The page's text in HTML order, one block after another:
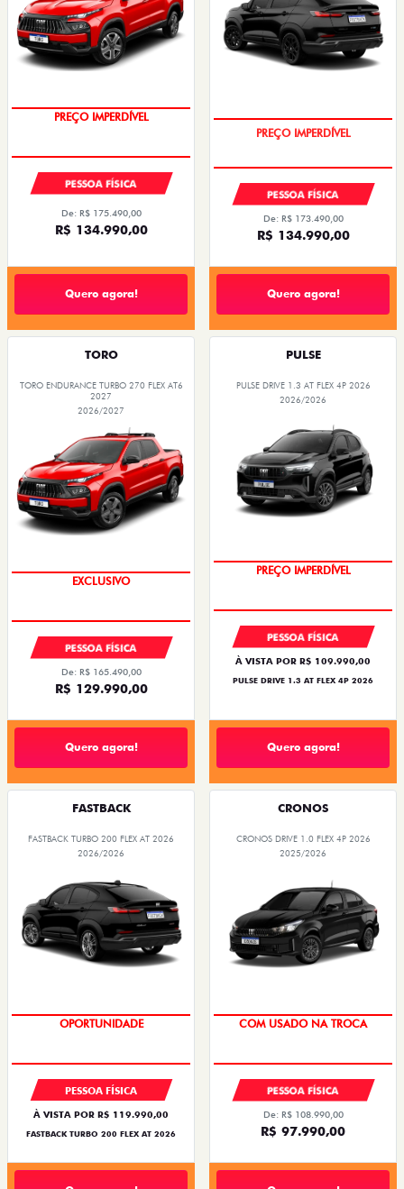
PREÇO IMPERDÍVEL
PESSOA FÍSICA
De: R$ 175.490,00
R$ 134.990,00
Quero agora!
PREÇO IMPERDÍVEL
PESSOA FÍSICA
De: R$ 173.490,00
R$ 134.990,00
Quero agora!
TORO
TORO ENDURANCE TURBO 270 FLEX AT6
2027
2026/2027
EXCLUSIVO
PESSOA FÍSICA
De: R$ 165.490,00
R$ 129.990,00
Quero agora!
PULSE
PULSE DRIVE 1.3 AT FLEX 4P 2026
2026/2026
PREÇO IMPERDÍVEL
PESSOA FÍSICA
À VISTA POR R$ 109.990,00
PULSE DRIVE 1.3 AT FLEX 4P 2026
Quero agora!
FASTBACK
FASTBACK TURBO 200 FLEX AT 2026
2026/2026
OPORTUNIDADE
PESSOA FÍSICA
À VISTA POR R$ 119.990,00
FASTBACK TURBO 200 FLEX AT 2026
CRONOS
CRONOS DRIVE 1.0 FLEX 4P 2026
2025/2026
COM USADO NA TROCA
PESSOA FÍSICA
De: R$ 108.990,00
R$ 97.990,00